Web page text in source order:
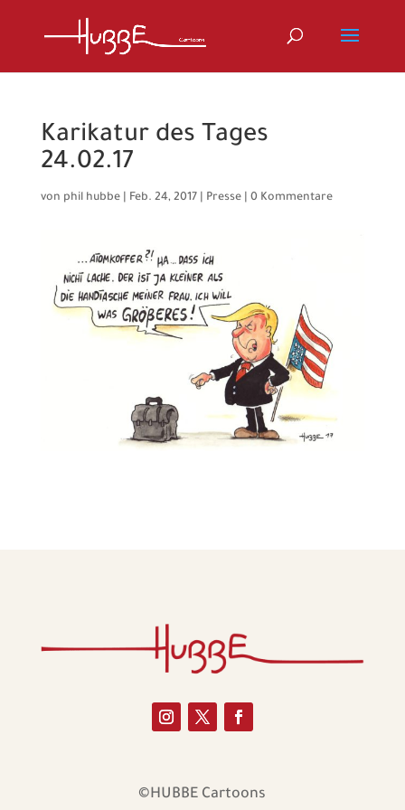
Karikatur des Tages
24.02.17
von phil hubbe| Feb. 24, 2017 Presse| 0 Kommentare
©HUBBE Cartoons